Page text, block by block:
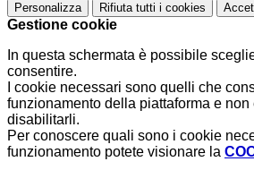
Personalizza Rifiuta tutti i cookies
Gestione cookie
In questa schermata è possibile
consentire.
I cookie necessari sono quelli che
funzionamento della piattaforma e
disabilitarli.
Per conoscere quali sono i cookie
funzionamento potete visionare la